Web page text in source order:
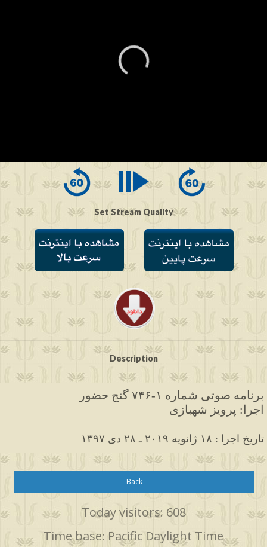
of
Set Stream Quality
Description
برنامه صوتی شماره ۱-۷۴۶ گنج حضور
اجرا: پرویز شهبازی
۱۳۹۷ تاریخ اجرا : ۱۸ ژانویه ۲۰۱۹ ـ ۲۸ دی
Back
Today visitors: 608
Time base: Pacific Daylight Time